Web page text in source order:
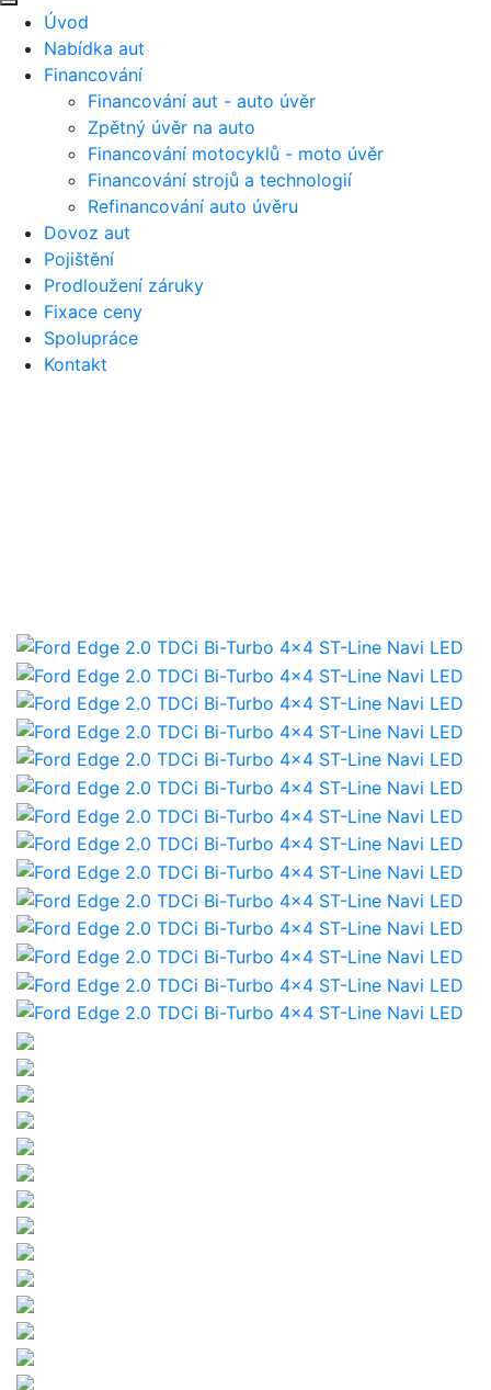
Úvod
Nabídka aut
Financování
Financování aut - auto úvěr
Zpětný úvěr na auto
Financování motocyklů - moto úvěr
Financování strojů a technologií
Refinancování auto úvěru
Dovoz aut
Pojištění
Prodloužení záruky
Fixace ceny
Spolupráce
Kontakt